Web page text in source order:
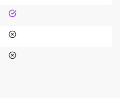
tak
nie
nie